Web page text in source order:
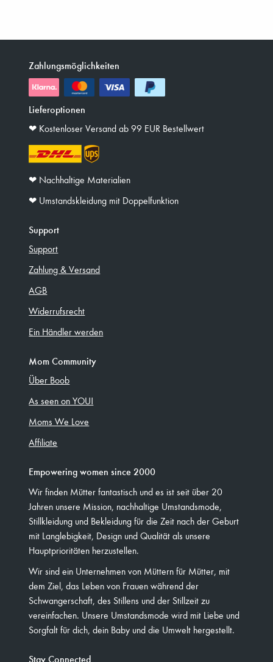
Zahlungsmöglichkeiten
Lieferoptionen
❤︎ Kostenloser Versand ab 99 EUR Bestellwert
❤︎ Nachhaltige Materialien
❤︎ Umstandskleidung mit Doppelfunktion
Support
Support
Zahlung & Versand
AGB
Widerrufsrecht
Ein Händler werden
Mom Community
Über Boob
As seen on YOU!
Moms We Love
Affiliate
Empowering women since 2000
Wir finden Mütter fantastisch und es ist seit über 20
Jahren unsere Mission, nachhaltige Umstandsmode,
Stillkleidung und Bekleidung für die Zeit nach der Geburt
mit Langlebigkeit, Design und Qualität als unsere
Hauptprioritäten herzustellen.
Wir sind ein Unternehmen von Müttern für Mütter, mit
dem Ziel, das Leben von Frauen während der
Schwangerschaft, des Stillens und der Stillzeit zu
vereinfachen. Unsere Umstandsmode wird mit Liebe und
Sorgfalt für dich, dein Baby und die Umwelt hergestellt.
Stay Connected